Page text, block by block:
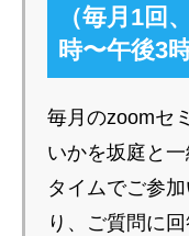
（毎月1回
時〜午後3時
毎月のzoomセ
いかを坂庭と
タイムでご参
り、ご質問に